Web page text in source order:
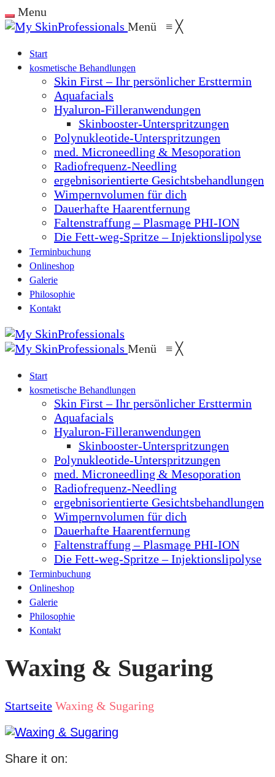
Menu
Menü ≡ ╳
Start
kosmetische Behandlungen
Skin First – Ihr persönlicher Ersttermin
Aquafacials
Hyaluron-Filleranwendungen
Skinbooster-Unterspritzungen
Polynukleotide-Unterspritzungen
med. Microneedling & Mesoporation
Radiofrequenz-Needling
ergebnisorientierte Gesichtsbehandlungen
Wimpernvolumen für dich
Dauerhafte Haarentfernung
Faltenstraffung – Plasmage PHI-ION
Die Fett-weg-Spritze – Injektionslipolyse
Terminbuchung
Onlineshop
Galerie
Philosophie
Kontakt
Menü ≡ ╳
Start
kosmetische Behandlungen
Skin First – Ihr persönlicher Ersttermin
Aquafacials
Hyaluron-Filleranwendungen
Skinbooster-Unterspritzungen
Polynukleotide-Unterspritzungen
med. Microneedling & Mesoporation
Radiofrequenz-Needling
ergebnisorientierte Gesichtsbehandlungen
Wimpernvolumen für dich
Dauerhafte Haarentfernung
Faltenstraffung – Plasmage PHI-ION
Die Fett-weg-Spritze – Injektionslipolyse
Terminbuchung
Onlineshop
Galerie
Philosophie
Kontakt
Waxing & Sugaring
Startseite Waxing & Sugaring
Share it on: